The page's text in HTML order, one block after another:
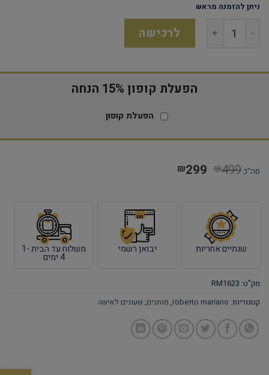
ניתן להזמנה מראש
לרכישה
הפעלת קופון 15% הנחה
הפעלת קופון
סה"כ ₪499
₪299
שנתיים אחריות יבואן רשמי משלוח עד הבית 1-
4 ימים
מק"ט: RM1623
קטגוריות: roberto mariano
, מותגים, שעונים לאישה